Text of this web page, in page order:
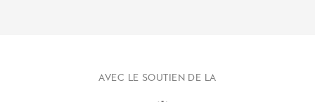
AVEC LE SOUTIEN DE LA